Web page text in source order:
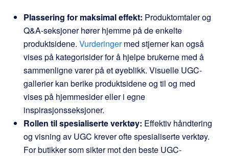
Plassering for maksimal effekt: Produktomtaler og
Q&A-seksjoner hører hjemme på de enkelte
produktsidene. Vurderingermed stjerner kan også
vises på kategorisider for å hjelpe brukerne med å
sammenligne varer på et øyeblikk. Visuelle UGC-
gallerier kan berike produktsidene og til og med
vises på hjemmesider eller i egne
inspirasjonsseksjoner.
Rollen til spesialiserte verktøy: Effektiv håndtering
og visning av UGC krever ofte spesialiserte verktøy.
For butikker som sikter mot den beste UGC-